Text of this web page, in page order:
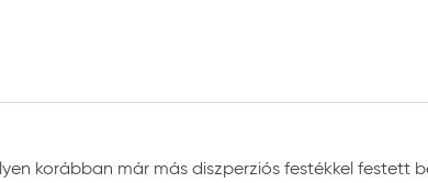
korábban már más diszperziós festékkel festett